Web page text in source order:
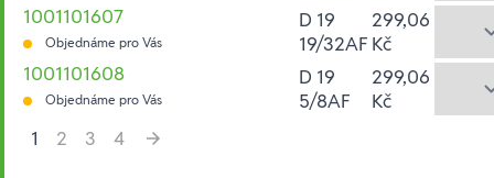
1001101607
Objednáme pro Vás
D 19
19/32AF
299,06
Kč
1001101608
Objednáme pro Vás
D 19
5/8AF
299,06
Kč
1
2 3
4